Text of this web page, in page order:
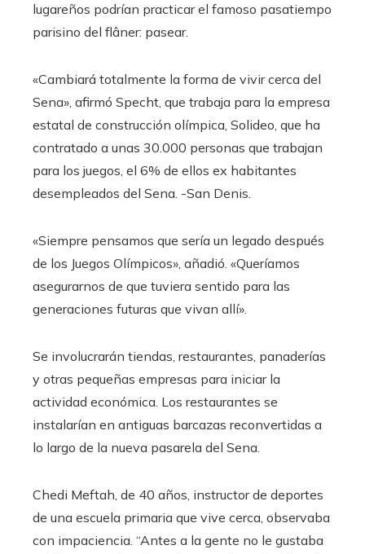
lugareños podrían practicar el famoso pasatiempo
parisino del flâner: pasear.
«Cambiará totalmente la forma de vivir cerca del
Sena», afirmó Specht, que trabaja para la empresa
estatal de construcción olímpica, Solideo, que ha
contratado a unas 30.000 personas que trabajan
para los juegos, el 6% de ellos ex habitantes
desempleados del Sena. -San Denis.
«Siempre pensamos que sería un legado después
de los Juegos Olímpicos», añadió. «Queríamos
asegurarnos de que tuviera sentido para las
generaciones futuras que vivan allí».
Se involucrarán tiendas, restaurantes, panaderías
y otras pequeñas empresas para iniciar la
actividad económica. Los restaurantes se
instalarían en antiguas barcazas reconvertidas a
lo largo de la nueva pasarela del Sena.
Chedi Meftah, de 40 años, instructor de deportes
de una escuela primaria que vive cerca, observaba
con impaciencia. “Antes a la gente no le gustaba